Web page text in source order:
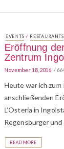
EVENTS / RESTAURANTS
Eröffnung
Zentrum
November 18, 2016
Heute war ich
anschließenden
L’Osteria in
Regensburger
READ MORE